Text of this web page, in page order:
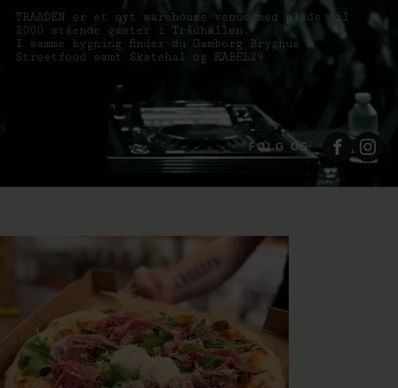
TRAADEN er et nyt warehouse venue med plads til
2000 stående gæster i Trådhallen.
I samme bygning finder du Gamborg Bryghus &
Streetfood samt Skatehal og KABEL29
FØLG OS